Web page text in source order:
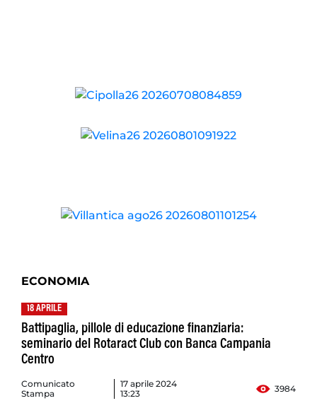
ECONOMIA
18 APRILE
Battipaglia, pillole di educazione finanziaria:
seminario del Rotaract Club con Banca Campania
Centro
Comunicato
Stampa
17 aprile 2024
13:23
3984